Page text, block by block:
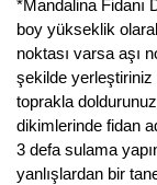
*Mandalina Fidanı
boy yükseklik
noktası varsa aşı
şekilde yerleştiriniz
toprakla
dikimlerinde fidan
3 defa sulama
yanlışlardan bir